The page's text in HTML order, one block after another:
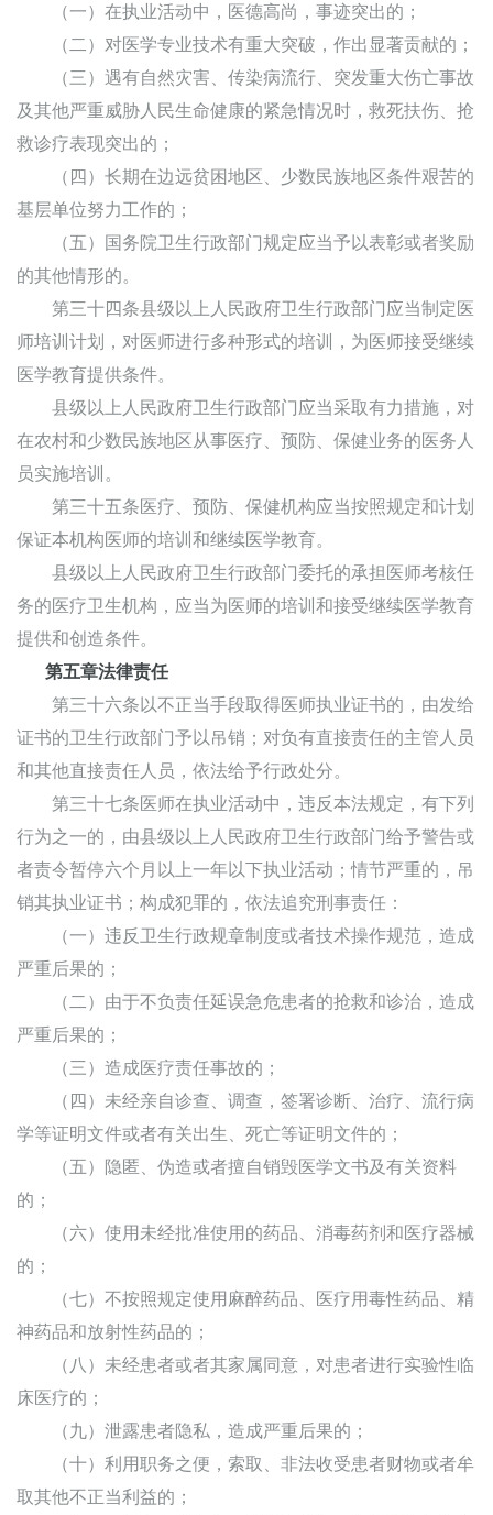
（一）在执业活动中，医德高尚，事迹突出的；
（二）对医学专业技术有重大突破，作出显著贡献的；
（三）遇有自然灾害、传染病流行、突发重大伤亡事故
及其他严重威胁人民生命健康的紧急情况时，救死扶伤、抢
救诊疗表现突出的；
（四）长期在边远贫困地区、少数民族地区条件艰苦的
基层单位努力工作的；
（五）国务院卫生行政部门规定应当予以表彰或者奖励
的其他情形的。
第三十四条县级以上人民政府卫生行政部门应当制定医
师培训计划，对医师进行多种形式的培训，为医师接受继续
医学教育提供条件。
县级以上人民政府卫生行政部门应当采取有力措施，对
在农村和少数民族地区从事医疗、预防、保健业务的医务人
员实施培训。
第三十五条医疗、预防、保健机构应当按照规定和计划
保证本机构医师的培训和继续医学教育。
县级以上人民政府卫生行政部门委托的承担医师考核任
务的医疗卫生机构，应当为医师的培训和接受继续医学教育
提供和创造条件。
第五章法律责任
第三十六条以不正当手段取得医师执业证书的，由发给
证书的卫生行政部门予以吊销；对负有直接责任的主管人员
和其他直接责任人员，依法给予行政处分。
第三十七条医师在执业活动中，违反本法规定，有下列
行为之一的，由县级以上人民政府卫生行政部门给予警告或
者责令暂停六个月以上一年以下执业活动；情节严重的，吊
销其执业证书；构成犯罪的，依法追究刑事责任：
（一）违反卫生行政规章制度或者技术操作规范，造成
严重后果的；
（二）由于不负责任延误急危患者的抢救和诊治，造成
严重后果的；
（三）造成医疗责任事故的；
（四）未经亲自诊查、调查，签署诊断、治疗、流行病
学等证明文件或者有关出生、死亡等证明文件的；
（五）隐匿、伪造或者擅自销毁医学文书及有关资料
的；
（六）使用未经批准使用的药品、消毒药剂和医疗器械
的；
（七）不按照规定使用麻醉药品、医疗用毒性药品、精
神药品和放射性药品的；
（八）未经患者或者其家属同意，对患者进行实验性临
床医疗的；
（九）泄露患者隐私，造成严重后果的；
（十）利用职务之便，索取、非法收受患者财物或者牟
取其他不正当利益的；